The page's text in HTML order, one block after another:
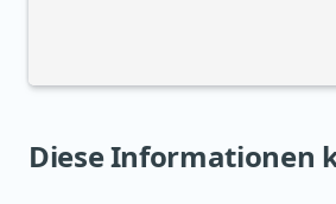
Diese Informationen